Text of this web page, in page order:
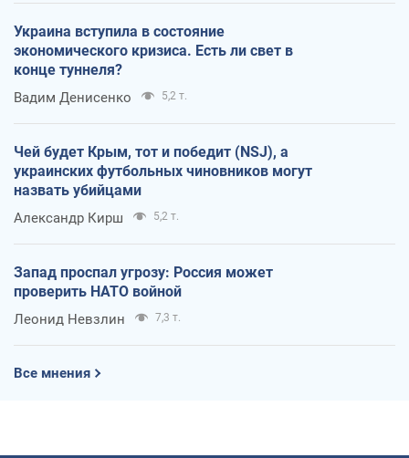
Украина вступила в состояние
экономического кризиса. Есть ли свет в
конце туннеля?
Вадим Денисенко 5,2 т.
Чей будет Крым, тот и победит (NSJ), а
украинских футбольных чиновников могут
назвать убийцами
Александр Кирш 5,2 т.
Запад проспал угрозу: Россия может
проверить НАТО войной
Леонид Невзлин 7,3 т.
Все мнения